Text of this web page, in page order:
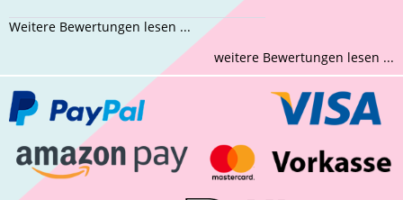
Weitere Bewertungen lesen ...
weitere Bewertungen lesen ...